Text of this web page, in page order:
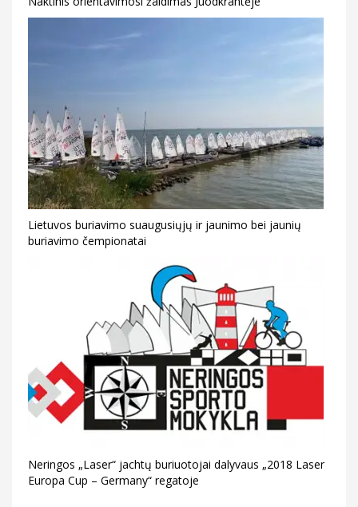
Lietuvos buriavimo suaugusiųjų ir jaunimo bei jaunių
buriavimo čempionatai
Neringos „Laser“ jachtų buriuotojai dalyvaus „2018 Laser
Europa Cup – Germany“ regatoje